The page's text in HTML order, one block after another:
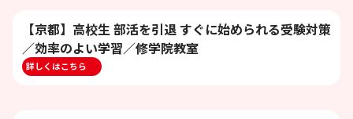
【京都】高校生 部活を引退 すぐに始められる受験対策
／効率のよい学習／修学院教室
詳しくはこちら